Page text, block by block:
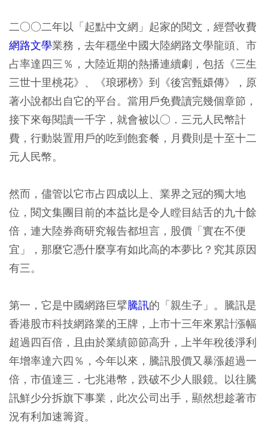
二○○二年以「起點中文網」起家的閱文，經營收費
網路文學業務，去年穩坐中國大陸網路文學龍頭、市
占率達四三％，大陸近期的熱播連續劇，包括《三生
三世十里桃花》、《琅琊榜》到《後宮甄嬛傳》，原
著小說都出自它的平台。當用戶免費讀完幾個章節，
接下來每閱讀一千字，就會被以○．三元人民幣計
費，行動裝置用戶的吃到飽套餐，月費則是十至十二
元人民幣。
然而，儘管以它市占四成以上、業界之冠的獨大地
位，閱文集團目前的本益比是令人瞠目結舌的九十餘
倍，連大陸券商研究報告都坦言，股價「實在不便
宜」，那麼它憑什麼享有如此高的本夢比？究其原因
有三。
第一，它是中國網路巨擘騰訊的「親生子」。騰訊是
香港股市科技網路業的王牌，上市十三年來累計漲幅
超過四百倍，且由於業績節節高升，上半年稅後淨利
年增率達六四％，今年以來，騰訊股價又暴漲超過一
倍，市值達三．七兆港幣，跌破不少人眼鏡。以往騰
訊鮮少分拆旗下事業，此次公司出手，顯然想趁著市
況有利加速籌資。